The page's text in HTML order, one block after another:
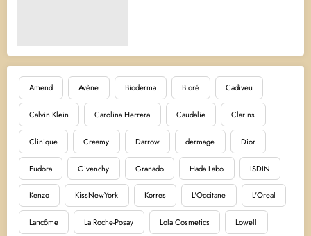
Amend Avène Bioderma Bioré Cadiveu
Calvin Klein Carolina Herrera Caudalie Clarins
Clinique Creamy Darrow dermage Dior
Eudora Givenchy Granado Hada Labo ISDIN
Kenzo KissNewYork Korres L'Occitane L'Oreal
Lancôme La Roche-Posay Lola Cosmetics Lowell